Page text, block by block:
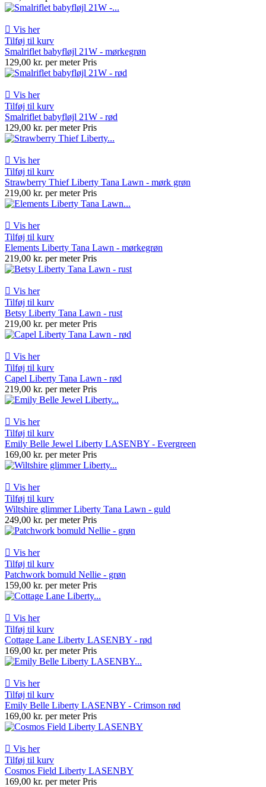
 Vis her
Tilføj til kurv
Smalriflet babyfløjl 21W - mørkegrøn
129,00 kr. per meter Pris
 Vis her
Tilføj til kurv
Smalriflet babyfløjl 21W - rød
129,00 kr. per meter Pris
 Vis her
Tilføj til kurv
Strawberry Thief Liberty Tana Lawn - mørk grøn
219,00 kr. per meter Pris
 Vis her
Tilføj til kurv
Elements Liberty Tana Lawn - mørkegrøn
219,00 kr. per meter Pris
 Vis her
Tilføj til kurv
Betsy Liberty Tana Lawn - rust
219,00 kr. per meter Pris
 Vis her
Tilføj til kurv
Capel Liberty Tana Lawn - rød
219,00 kr. per meter Pris
 Vis her
Tilføj til kurv
Emily Belle Jewel Liberty LASENBY - Evergreen
169,00 kr. per meter Pris
 Vis her
Tilføj til kurv
Wiltshire glimmer Liberty Tana Lawn - guld
249,00 kr. per meter Pris
 Vis her
Tilføj til kurv
Patchwork bomuld Nellie - grøn
159,00 kr. per meter Pris
 Vis her
Tilføj til kurv
Cottage Lane Liberty LASENBY - rød
169,00 kr. per meter Pris
 Vis her
Tilføj til kurv
Emily Belle Liberty LASENBY - Crimson rød
169,00 kr. per meter Pris
 Vis her
Tilføj til kurv
Cosmos Field Liberty LASENBY
169,00 kr. per meter Pris